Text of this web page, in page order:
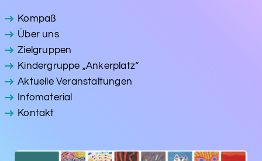
Kompaß
Über uns
Zielgruppen
Kindergruppe „Ankerplatz“
Aktuelle Veranstaltungen
Infomaterial
Kontakt